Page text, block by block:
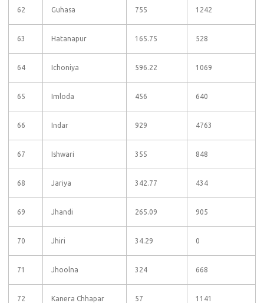
62 Guhasa 755 1242
63 Hatanapur 165.75 528
64 Ichoniya 596.22 1069
65 Imloda 456 640
66 Indar 929 4763
67 Ishwari 355 848
68 Jariya 342.77 434
69 Jhandi 265.09 905
70 Jhiri 34.29 0
71 Jhoolna 324 668
72 Kanera Chhapar 57 1141